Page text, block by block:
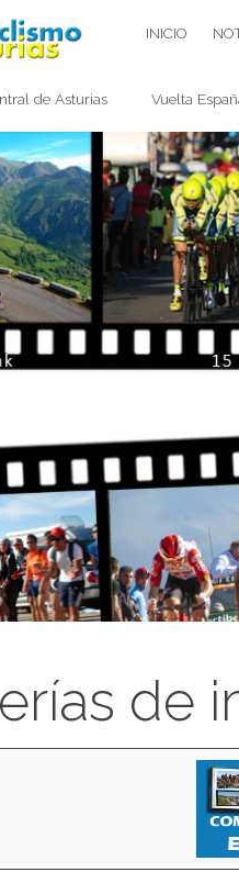
ASTURIAS INICIO
de Asturias Vuelta
de